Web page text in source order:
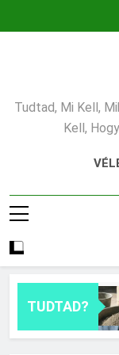
Tudtad, Mi Kell,
Kell,
TUDTAD?